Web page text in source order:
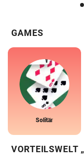
GAMES
Solitär
VORTEILSWELT